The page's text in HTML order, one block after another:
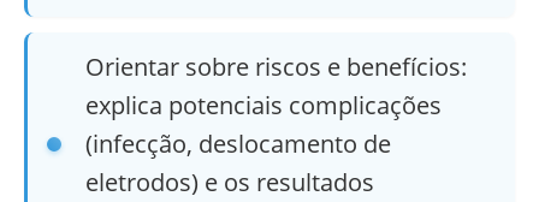
Orientar sobre riscos e benefícios:
explica potenciais complicações
(infecção, deslocamento de
eletrodos) e os resultados